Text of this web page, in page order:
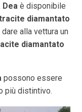
Dea è disponibile
diamantato
dare alla vettura un
diamantato
possono essere
più distintivo.